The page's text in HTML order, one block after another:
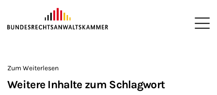
ZUM HAUPTINHALT SPRINGEN
Zum Weiterlesen
Weitere Inhalte zum Schlagwort